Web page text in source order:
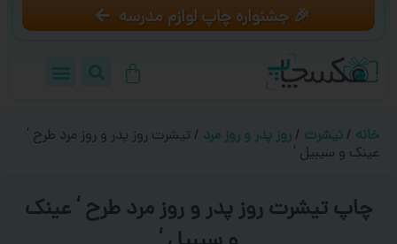
🎉 جشنواره چاپ لوازم مدرسه
خانه / تیشرت / روز پدر و روز مرد / تیشرت روز پدر و روز مرد طرح ‘
عینک و سیبیل ‘
چاپ تیشرت روز پدر و روز مرد طرح ‘ عینک